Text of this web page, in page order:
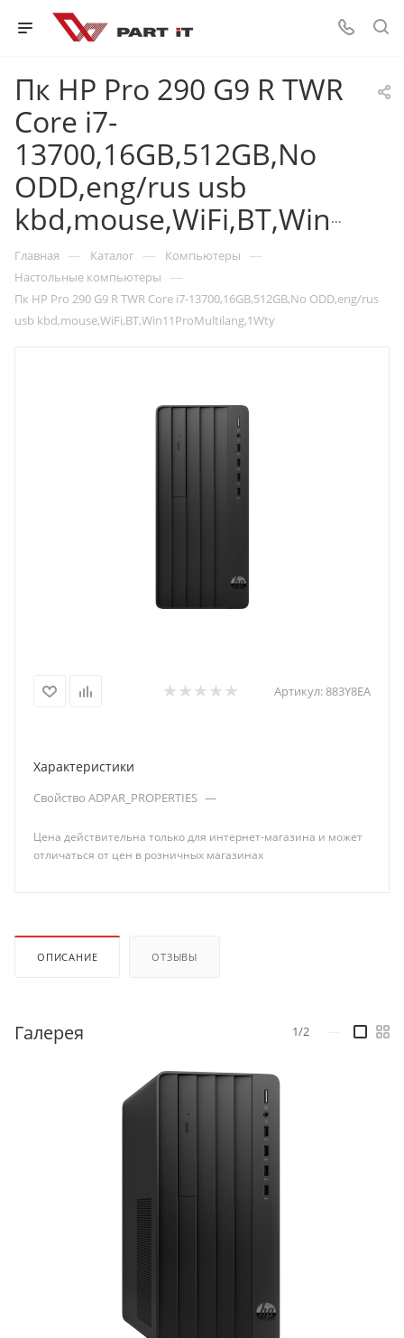
Пк HP Pro 290 G9 R TWR
Core i7-
13700,16GB,512GB,No
ODD,eng/rus usb
kbd,mouse,WiFi,BT,Win11ProMultilang,1Wty
Главная — Каталог — Компьютеры —
Настольные компьютеры —
Пк HP Pro 290 G9 R TWR Core i7-13700,16GB,512GB,No ODD,eng/rus
usb kbd,mouse,WiFi,BT,Win11ProMultilang,1Wty
Артикул:883Y8EA
Характеристики
Свойство ADPAR_PROPERTIES —
Цена действительна только для интернет-магазина и может
отличаться от цен в розничных магазинах
ОПИСАНИЕ ОТЗЫВЫ
Галерея 1/2